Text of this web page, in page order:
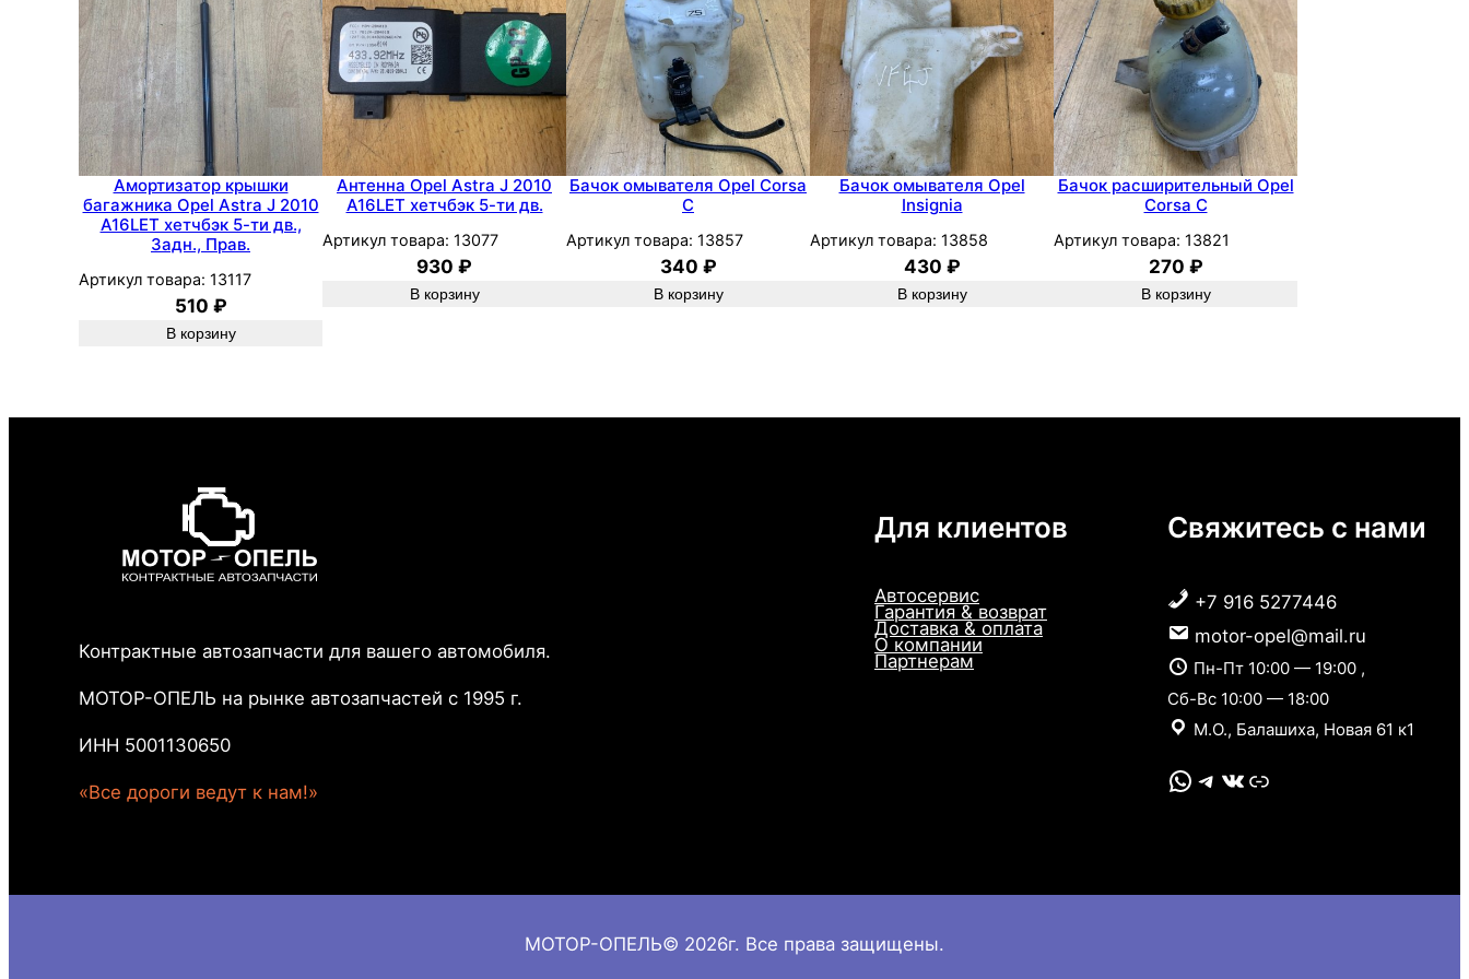
0
0
7
Z
1
2
X
P
Амортизатор крышки
багажника Opel Astra J 2010
A16LET хетчбэк 5-ти дв.,
Задн., Прав.
Артикул товара: 13117
510 ₽
В корзину
Антенна Opel Astra J 2010
A16LET хетчбэк 5-ти дв.
Артикул товара: 13077
930 ₽
В корзину
Бачок омывателя Opel Corsa
C
Артикул товара: 13857
340 ₽
В корзину
Бачок омывателя Opel
Insignia
Артикул товара: 13858
430 ₽
В корзину
Бачок расширительный Opel
Corsa C
Артикул товара: 13821
270 ₽
В корзину
Контрактные автозапчасти для вашего автомобиля.
МОТОР-ОПЕЛЬ на рынке автозапчастей с 1995 г.
ИНН 5001130650
«Все дороги ведут к нам!»
Для клиентов
Автосервис
Гарантия & возврат
Доставка & оплата
О компании
Партнерам
Свяжитесь с нами
+7 916 5277446
motor-opel@mail.ru
Пн-Пт 10:00 — 19:00 ,
Сб-Вс 10:00 — 18:00
М.О., Балашиха, Новая 61 к1
WhatsApp Telegram VK Link
МОТОР-ОПЕЛЬ© 2026г. Все права защищены.